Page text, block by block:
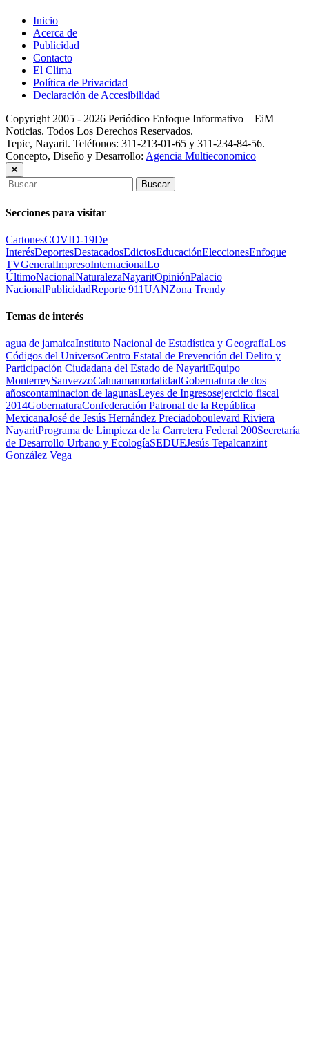
Inicio
Acerca de
Publicidad
Contacto
El Clima
Política de Privacidad
Declaración de Accesibilidad
Copyright 2005 - 2026 Periódico Enfoque Informativo – EiM
Noticias. Todos Los Derechos Reservados.
Tepic, Nayarit. Teléfonos: 311-213-01-65 y 311-234-84-56.
Concepto, Diseño y Desarrollo: Agencia Multieconomico
Buscar:
Secciones para visitar
CartonesCOVID-19De
InterésDeportesDestacadosEdictosEducaciónEleccionesEnfoque
TVGeneralImpresoInternacionalLo
ÚltimoNacionalNaturalezaNayaritOpiniónPalacio
NacionalPublicidadReporte 911UANZona Trendy
Temas de interés
agua de jamaicaInstituto Nacional de Estadística y GeografíaLos
Códigos del UniversoCentro Estatal de Prevención del Delito y
Participación Ciudadana del Estado de NayaritEquipo
MonterreySanvezzoCahuamamortalidadGobernatura de dos
añoscontaminacion de lagunasLeyes de Ingresosejercicio fiscal
2014GobernaturaConfederación Patronal de la República
MexicanaJosé de Jesús Hernández Preciadoboulevard Riviera
NayaritPrograma de Limpieza de la Carretera Federal 200Secretaría
de Desarrollo Urbano y EcologíaSEDUEJesús Tepalcanzint
González Vega